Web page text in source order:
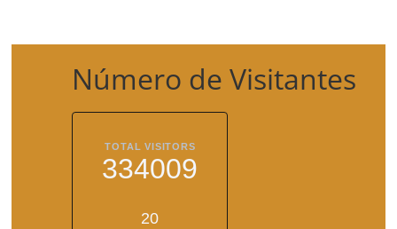
Número de Visitantes
TOTAL VISITORS
334009
20